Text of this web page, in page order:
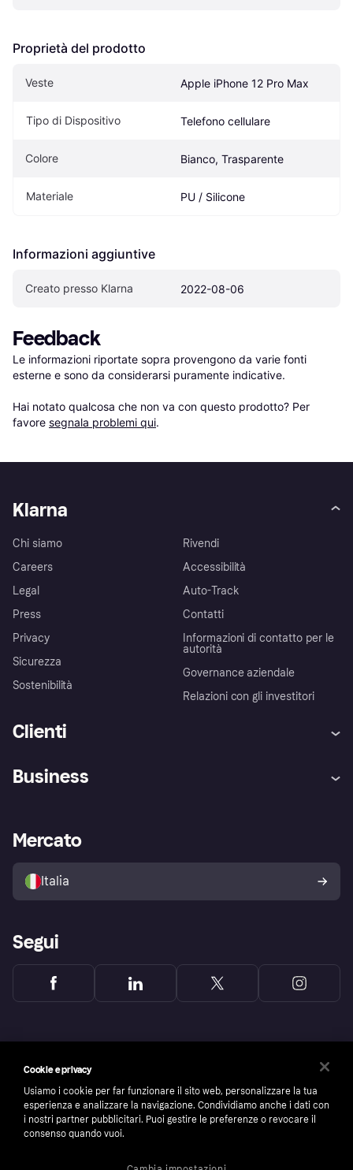
Proprietà del prodotto
Veste Apple iPhone 12 Pro Max
Tipo di Dispositivo Telefono cellulare
Colore Bianco, Trasparente
Materiale PU / Silicone
Informazioni aggiuntive
Creato presso Klarna 2022-08-06
Feedback
Le informazioni riportate sopra provengono da varie fonti
esterne e sono da considerarsi puramente indicative.
Hai notato qualcosa che non va con questo prodotto? Per
favore segnala problemi qui.
Klarna
Chi siamo
Careers
Legal
Press
Privacy
Sicurezza
Sostenibilità
Rivendi
Accessibilità
Auto-Track
Contatti
Informazioni di contatto per le
autorità
Governance aziendale
Relazioni con gli investitori
Clienti
Assistenza
Esplora i negozi
Politica di protezione
dell'acquirente Klarna
Business
Accesso aziende
Mercato
Italia
Segui
Cookie e privacy
Usiamo i cookie per far funzionare il sito web, personalizzare la tua
esperienza e analizzare la navigazione. Condividiamo anche i dati con
i nostri partner pubblicitari. Puoi gestire le preferenze o revocare il
consenso quando vuoi.